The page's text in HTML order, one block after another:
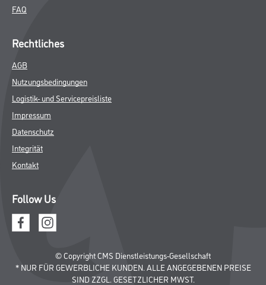
FAQ
Rechtliches
AGB
Nutzungsbedingungen
Logistik- und Servicepreisliste
Impressum
Datenschutz
Integrität
Kontakt
Follow Us
© Copyright CMS Dienstleistungs-Gesellschaft
* NUR FÜR GEWERBLICHE KUNDEN. ALLE ANGEGEBENEN PREISE
SIND ZZGL. GESETZLICHER MWST.